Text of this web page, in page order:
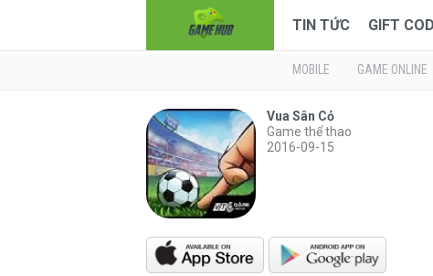
TIN TỨC GIFT
MOBILE GAME ONLINE
Vua Sân Cỏ
Game thể thao
2016-09-15